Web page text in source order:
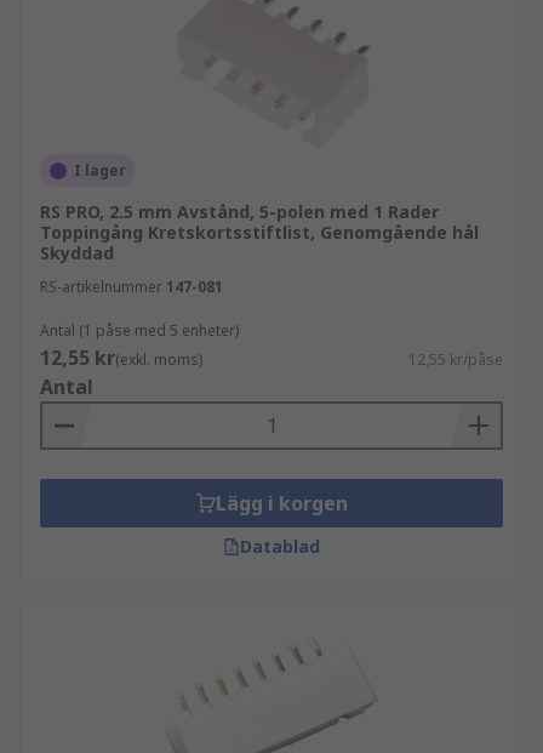
I lager
RS PRO, 2.5 mm Avstånd, 5-polen med 1 Rader
Toppingång Kretskortsstiftlist, Genomgående hål
Skyddad
RS-artikelnummer 147-081
Antal (1 påse med 5 enheter)
12,55 kr(exkl. moms) 12,55 kr/påse
Antal
Lägg i korgen
Datablad